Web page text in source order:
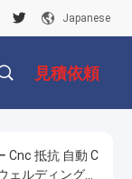
Japanese
見積依頼
Cnc 抵抗 自動 C
ェルディング